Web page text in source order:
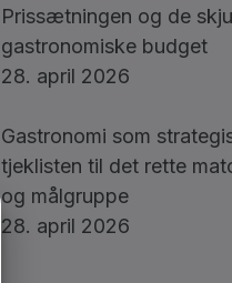
Prissætningen og de
gastronomiske budget
28. april 2026
Gastronomi som
tjeklisten til det rette
og målgruppe
28. april 2026